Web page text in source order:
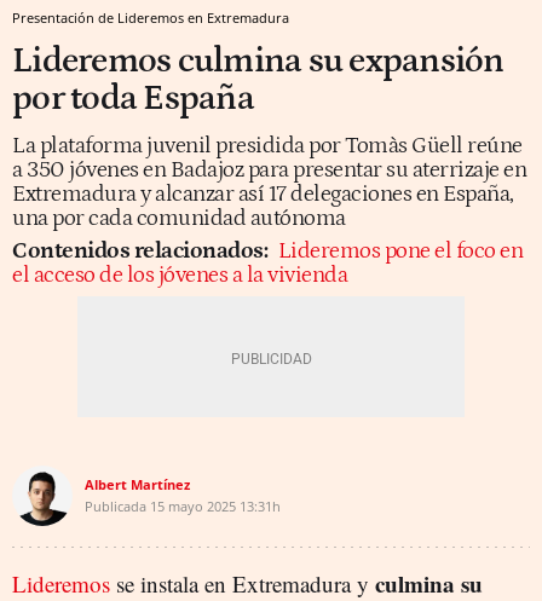
Presentación de Lideremos en Extremadura
Lideremos culmina su expansión
por toda España
La plataforma juvenil presidida por Tomàs Güell reúne
a 350 jóvenes en Badajoz para presentar su aterrizaje en
Extremadura y alcanzar así 17 delegaciones en España,
una por cada comunidad autónoma
Contenidos relacionados: Lideremos pone el foco en
el acceso de los jóvenes a la vivienda
Albert Martínez
Publicada 15 mayo 2025 13:31h
Lideremos se instala en Extremadura y culmina su